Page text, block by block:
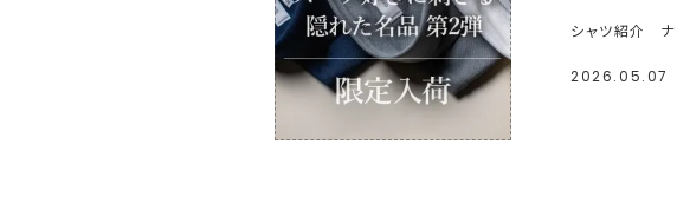
シャツ紹介
2026.05.07